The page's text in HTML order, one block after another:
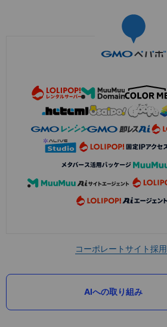
コーポレートサイト採
AIへの取り組み